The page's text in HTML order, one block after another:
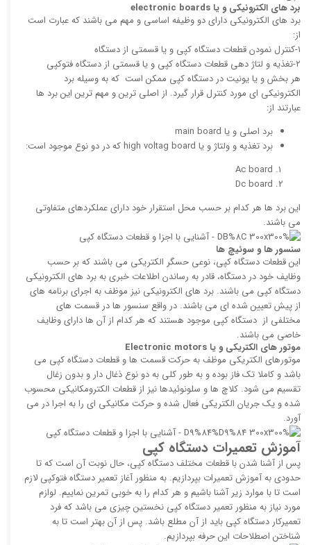
برد های الکترونیکی و یا electronic boards
برد های الکترونیکی دارای دو وظیفه اساسی و مهم می باشند که عبارت است
از:
۱-کنترل نمودن قطعات دستگاه کپی و یا قسمتی از دستگاه
۲-تغذیه و لتاژ دهی قطعات دستگاه کپی و یا قسمتی از دستگاه فتوکپی
هر بخش و یا یونیت در دستگاه کپی ممکن است که به وسیله برد
الکترونیکی ای مورد کنترل قرار گیرد. از اصلی ترین و مهم ترین این برد ها
عبارتند از:
برد اصلی و یا main board
برد تغذیه و ولتاژ و یا high voltag board که در دو نوع موجود است:
Ac board
Dc board
این برد ها هر کدام بر حسب محل استقرار خود دارای عملکردهای متفاوتی
می باشند.
سنسور ها و سوئیچ ها
این قطعات دستگاه کپی، نوعی حسگر الکتریکی می باشند که بر حسب
وظایف خود در دستگاه، قادر به رساندن اطلاعات خبری به برد های الکترونیکی
دستگاه کپی می باشند. برد های الکترونیکی نیز موظف به اجرای برنامه های
از پیش تعیین شده ای می باشند. در واقع سنسور ها در قسمت های
مختلفی از دستگاه کپی موجود هستند که هر کدام از آن ها دارای وظایف
خاصی می باشند.
موتور های الکتریکی و یا Electronic motors
موتورهای الکتریکی موظف به حرکت قسمت ها و قطعات دستگاه کپی می
باشد و کاملا تک فاز بوده و به طور کلی به دو نوع ذغال دار و بدون زغال
تقسیم می شود. کلاچ ها و سلونوئیدها نیز از قطعات الکترومکانیکی محسوب
شده و یک جریان الکتریکی فعال شده و حرکت مکانیکی ای را به اجرا در می
آورد.
آموزش تعمیرات دستگاه کپی
پس از آشنا شدن با قطعات مختلف دستگاه کپی، حال نوبت آن است که تا
حدودی به آموزش تعمیرات بپردازیم. به منظور آغاز تعمیر دستگاه فتوکپی لازم
است تا با موارد زیر آشنا باشیم و هر کدام را به خوبی تمرین نماییم. لوازم
مورد نیاز به منظور تعمیر دستگاه کپی نخستین چیزی می باشد که فرد
تعمیرکار دستگاه کپی باید از آن مطلع باشد. پس از آن بهتر است تا به
شناختن اصطلاحات این حرفه بپردازیم.